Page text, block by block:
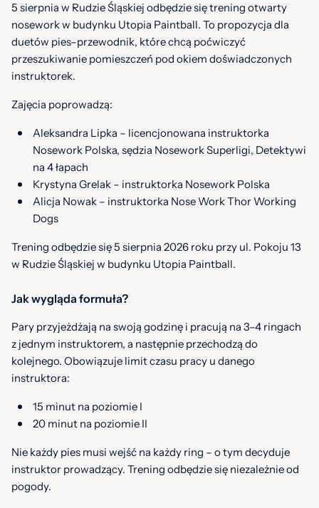
5 sierpnia w Rudzie Śląskiej odbędzie się trening otwarty
nosework w budynku Utopia Paintball. To propozycja dla
duetów pies–przewodnik, które chcą poćwiczyć
przeszukiwanie pomieszczeń pod okiem doświadczonych
instruktorek.
Zajęcia poprowadzą:
Aleksandra Lipka – licencjonowana instruktorka
Nosework Polska, sędzia Nosework Superligi, Detektywi
na 4 łapach
Krystyna Grelak – instruktorka Nosework Polska
Alicja Nowak – instruktorka Nose Work Thor Working
Dogs
Trening odbędzie się 5 sierpnia 2026 roku przy ul. Pokoju 13
w Rudzie Śląskiej w budynku Utopia Paintball.
Jak wygląda formuła?
Pary przyjeżdżają na swoją godzinę i pracują na 3–4 ringach
z jednym instruktorem, a następnie przechodzą do
kolejnego. Obowiązuje limit czasu pracy u danego
instruktora:
15 minut na poziomie I
20 minut na poziomie II
Nie każdy pies musi wejść na każdy ring – o tym decyduje
instruktor prowadzący. Trening odbędzie się niezależnie od
pogody.